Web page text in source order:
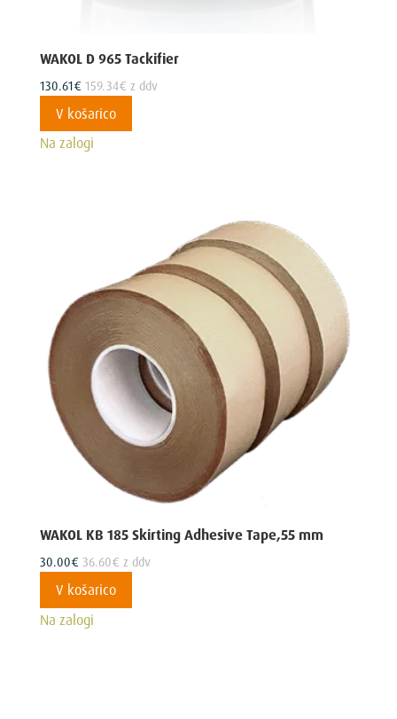
WAKOL D 965 Tackifier
130.61€ 159.34€ z ddv
V košarico
Na zalogi
WAKOL KB 185 Skirting Adhesive Tape,55 mm
30.00€ 36.60€ z ddv
V košarico
Na zalogi